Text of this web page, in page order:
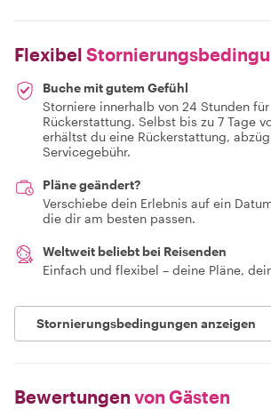
Flexibel
Buche mit gutem Gefühl
Storniere innerhalb von 24 Stunden
Rückerstattung. Selbst bis zu 7 Tage
erhältst du eine Rückerstattung,
Servicegebühr.
Pläne geändert?
Verschiebe dein Erlebnis auf ein
die dir am besten passen.
Weltweit beliebt bei Reisenden
Einfach und flexibel – deine Pläne,
Stornierungsbedingungen anzeigen
Bewertungen von Gästen